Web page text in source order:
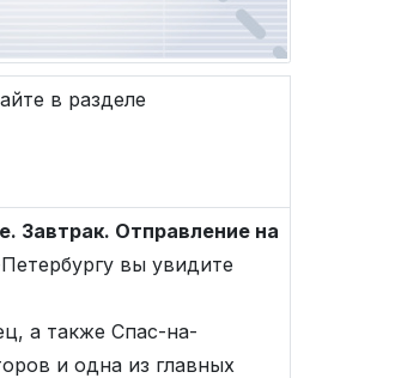
в разделе
Завтрак. Отправление на
вы увидите
а также Спас-на-
и одна из главных